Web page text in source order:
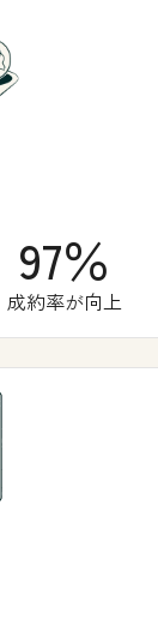
97％
成約率が向上